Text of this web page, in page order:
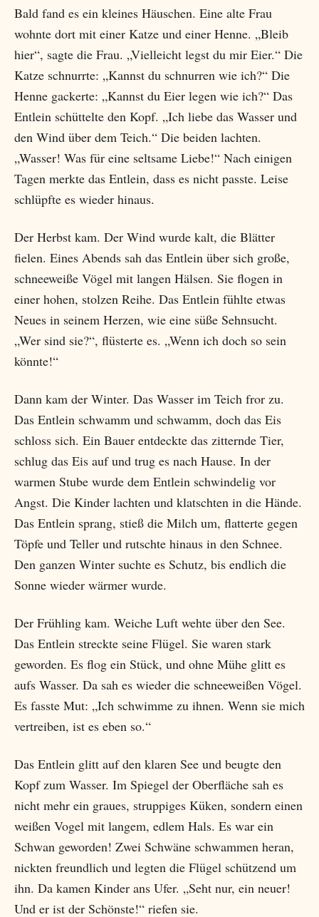
Bald fand es ein kleines Häuschen. Eine alte Frau
wohnte dort mit einer Katze und einer Henne. „Bleib
hier“, sagte die Frau. „Vielleicht legst du mir Eier.“ Die
Katze schnurrte: „Kannst du schnurren wie ich?“ Die
Henne gackerte: „Kannst du Eier legen wie ich?“ Das
Entlein schüttelte den Kopf. „Ich liebe das Wasser und
den Wind über dem Teich.“ Die beiden lachten.
„Wasser! Was für eine seltsame Liebe!“ Nach einigen
Tagen merkte das Entlein, dass es nicht passte. Leise
schlüpfte es wieder hinaus.
Der Herbst kam. Der Wind wurde kalt, die Blätter
fielen. Eines Abends sah das Entlein über sich große,
schneeweiße Vögel mit langen Hälsen. Sie flogen in
einer hohen, stolzen Reihe. Das Entlein fühlte etwas
Neues in seinem Herzen, wie eine süße Sehnsucht.
„Wer sind sie?“, flüsterte es. „Wenn ich doch so sein
könnte!“
Dann kam der Winter. Das Wasser im Teich fror zu.
Das Entlein schwamm und schwamm, doch das Eis
schloss sich. Ein Bauer entdeckte das zitternde Tier,
schlug das Eis auf und trug es nach Hause. In der
warmen Stube wurde dem Entlein schwindelig vor
Angst. Die Kinder lachten und klatschten in die Hände.
Das Entlein sprang, stieß die Milch um, flatterte gegen
Töpfe und Teller und rutschte hinaus in den Schnee.
Den ganzen Winter suchte es Schutz, bis endlich die
Sonne wieder wärmer wurde.
Der Frühling kam. Weiche Luft wehte über den See.
Das Entlein streckte seine Flügel. Sie waren stark
geworden. Es flog ein Stück, und ohne Mühe glitt es
aufs Wasser. Da sah es wieder die schneeweißen Vögel.
Es fasste Mut: „Ich schwimme zu ihnen. Wenn sie mich
vertreiben, ist es eben so.“
Das Entlein glitt auf den klaren See und beugte den
Kopf zum Wasser. Im Spiegel der Oberfläche sah es
nicht mehr ein graues, struppiges Küken, sondern einen
weißen Vogel mit langem, edlem Hals. Es war ein
Schwan geworden! Zwei Schwäne schwammen heran,
nickten freundlich und legten die Flügel schützend um
ihn. Da kamen Kinder ans Ufer. „Seht nur, ein neuer!
Und er ist der Schönste!“ riefen sie.